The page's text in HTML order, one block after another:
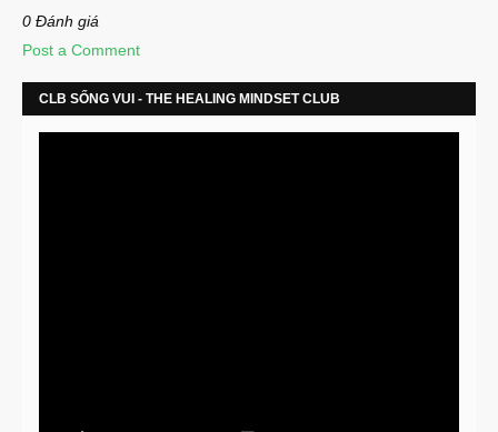
0 Đánh giá
Post a Comment
CLB SỐNG VUI - THE HEALING MINDSET CLUB